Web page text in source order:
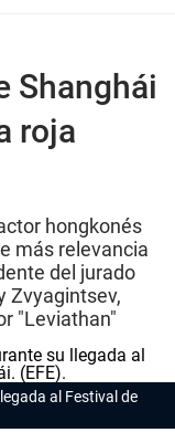
Shanghái
roja
hongkonés
más relevancia
del jurado
Zvyagintsev,
"Leviathan"
al Festival de